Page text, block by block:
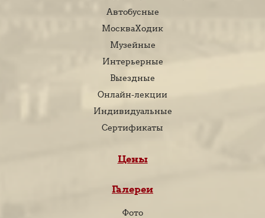
Автобусные
МоскваХодик
Музейные
Интерьерные
Выездные
Онлайн-лекции
Индивидуальные
Сертификаты
Цены
Галереи
Фото